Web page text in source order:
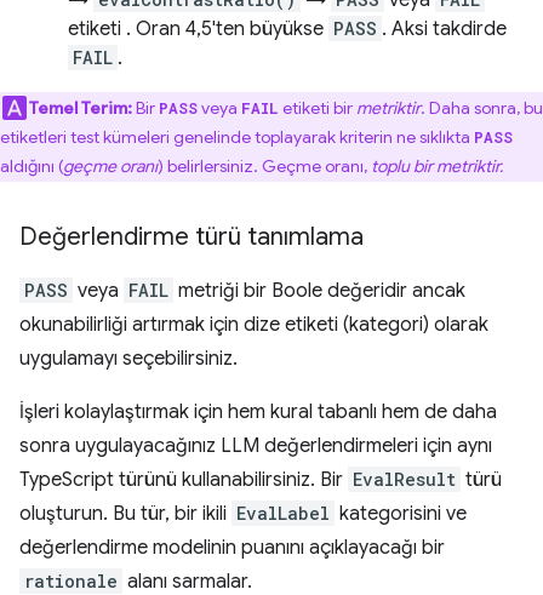
etiketi . Oran 4,5'ten büyükse PASS . Aksi takdirde
FAIL .
Temel Terim:Bir PASSveya FAIL etiketi bir metriktir. Daha sonra, bu
etiketleri test kümeleri genelinde toplayarak kriterin ne sıklıkta PASS
aldığını (geçme oranı) belirlersiniz. Geçme oranı, toplu bir metriktir.
Değerlendirme türü tanımlama
PASS veya FAIL metriği bir Boole değeridir ancak
okunabilirliği artırmak için dize etiketi (kategori) olarak
uygulamayı seçebilirsiniz.
İşleri kolaylaştırmak için hem kural tabanlı hem de daha
sonra uygulayacağınız LLM değerlendirmeleri için aynı
TypeScript türünü kullanabilirsiniz. Bir EvalResult türü
oluşturun. Bu tür, bir ikili EvalLabel kategorisini ve
değerlendirme modelinin puanını açıklayacağı bir
rationale alanı sarmalar.